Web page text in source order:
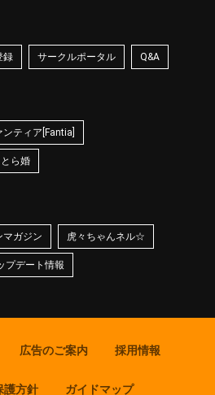
録 サークルポータル Q&A
ンティア[Fantia]
とら婚
マガジン 虎々ちゃんネル☆
プデート情報
広告のご案内 採用情報
護方針 ガイドマップ